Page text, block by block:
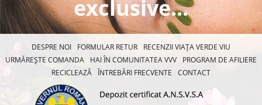
exclusive...
DESPRE NOI FORMULAR RETUR
RECENZII VIAȚA VERDE VIU
URMĂREȘTE COMANDA
HAI ÎN COMUNITATEA VVV
PROGRAM DE AFILIERE
RECICLEAZĂ ÎNTREBĂRI FRECVENTE CONTACT